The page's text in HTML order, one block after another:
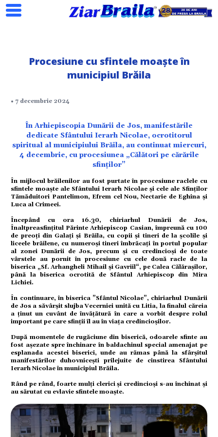
Search
Procesiune cu sfintele moaşte în
municipiul Brăila
• 7 decembrie 2024
În Arhiepiscopia Dunării de Jos, manifestările
dedicate Sfântului Ierarh Nicolae, ocrotitorul
spiritual al municipiului Brăila, au continuat miercuri,
4 decembrie, cu procesiunea „Călători pe cărările
sfinților”
În mijlocul brăilenilor au fost purtate în procesiune raclele cu
sfintele moaşte ale Sfântului Ierarh Nicolae şi cele ale Sfinților
Tămăduitori Pantelimon, Efrem cel Nou, Nectarie de Eghina şi
Luca al Crimeei.
Începând cu ora 16.30, chiriarhul Dunării de Jos,
Înaltpreasfinţitul Părinte Arhiepiscop Casian, împreună cu 100
de preoţi din Galaţi şi Brăila, cu copii şi tineri de la şcolile şi
liceele brăilene, cu numeroşi tineri îmbrăcaţi în portul popular
al zonei Dunării de Jos, precum şi cu credincioşi de toate
vârstele au pornit în procesiune cu cele două racle de la
biserica „Sf. Arhangheli Mihail şi Gavriil“, pe Calea Călăraşilor,
până la biserica ocrotită de Sfântul Arhiepiscop din Mira
Lichiei.
În continuare, în biserica ”Sfântul Nicolae”, chiriarhul Dunării
de Jos a săvârşit slujba Vecerniei unită cu Litia, la finalul căreia
a ţinut un cuvânt de învăţătură în care a vorbit despre rolul
important pe care sfinţii îl au în viaţa credincioşilor.
După momentele de rugăciune din biserică, odoarele sfinte au
fost aşezate spre închinare în baldachinul special amenajat pe
esplanada acestei biserici, unde au rămas până la sfârşitul
manifestărilor duhovniceşti prilejuite de cinstirea Sfântului
Ierarh Nicolae în municipiul Brăila.
Rând pe rând, foarte mulţi clerici şi credincioşi s-au închinat şi
au sărutat cu evlavie sfintele moaşte.